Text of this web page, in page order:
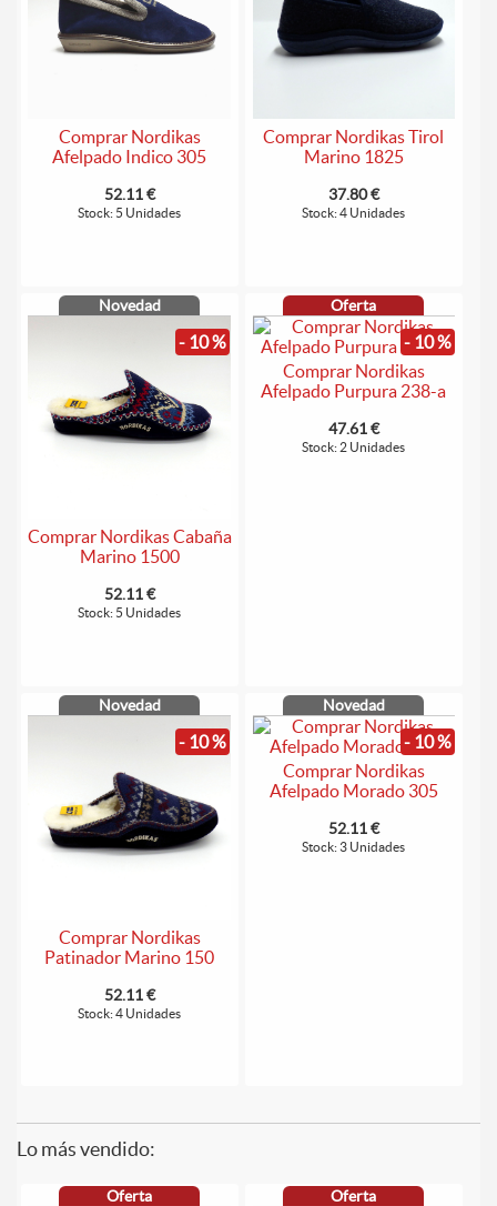
Comprar Nordikas
Afelpado Indico 305
52.11 €
Stock: 5 Unidades
Comprar Nordikas Tirol
Marino 1825
37.80 €
Stock: 4 Unidades
Novedad
- 10 %
Comprar Nordikas Cabaña
Marino 1500
52.11 €
Stock: 5 Unidades
Oferta
- 10 %
Comprar Nordikas
Afelpado Purpura 238-a
47.61 €
Stock: 2 Unidades
Novedad
- 10 %
Comprar Nordikas
Patinador Marino 150
52.11 €
Stock: 4 Unidades
Novedad
- 10 %
Comprar Nordikas
Afelpado Morado 305
52.11 €
Stock: 3 Unidades
Lo más vendido:
Oferta Oferta